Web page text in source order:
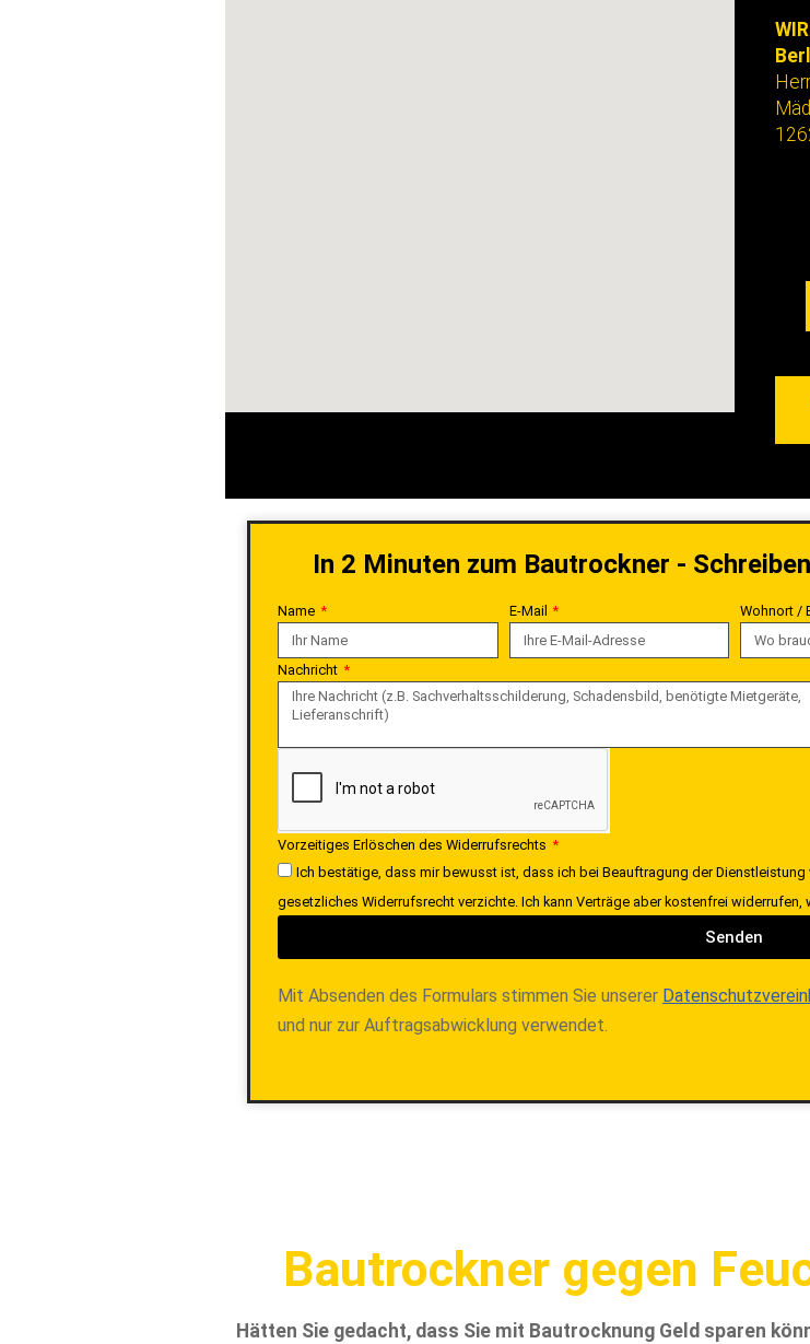
In 2 Minuten zum Bautrockner -
Name E-Mail Wohnort /
Nachricht
Vorzeitiges Erlöschen des Widerrufsrechts
Ich bestätige, dass mir bewusst ist, dass ich bei Beauftragung der
gesetzliches Widerrufsrecht verzichte. Ich kann Verträge aber kostenfrei
Senden
Mit Absenden des Formulars stimmen Sie unserer
und nur zur Auftragsabwicklung verwendet.
Bautrockner gegen
Hätten Sie gedacht, dass Sie mit Bautrocknung Geld sparen